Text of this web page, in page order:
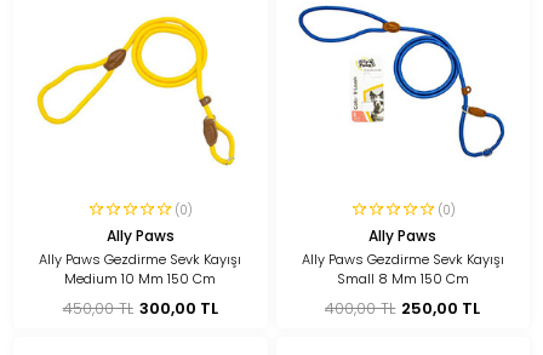
(0)
Ally Paws
Ally Paws Gezdirme Sevk Kayışı
Medium 10 Mm 150 Cm
450,00 TL 300,00 TL
(0)
Ally Paws
Ally Paws Gezdirme Sevk Kayışı
Small 8 Mm 150 Cm
400,00 TL 250,00 TL